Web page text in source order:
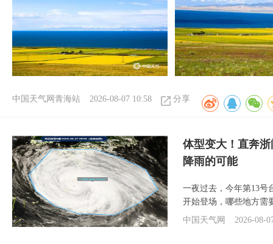
中国天气网青海站 2026-08-07 10:58 分享
体型变大！直奔
降雨的可能
一夜过去，今年第13号
开始登场，哪些地方需
中国天气网
2026-08-